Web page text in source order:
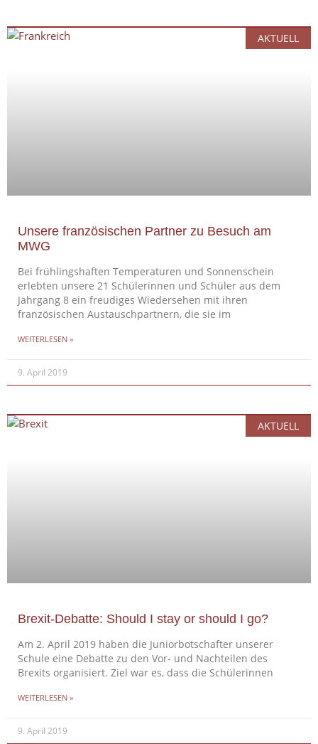
AKTUELL
Unsere französischen Partner zu Besuch am
MWG
Bei frühlingshaften Temperaturen und Sonnenschein
erlebten unsere 21 Schülerinnen und Schüler aus dem
Jahrgang 8 ein freudiges Wiedersehen mit ihren
französischen Austauschpartnern, die sie im
WEITERLESEN »
9. April 2019
AKTUELL
Brexit-Debatte: Should I stay or should I go?
Am 2. April 2019 haben die Juniorbotschafter unserer
Schule eine Debatte zu den Vor- und Nachteilen des
Brexits organisiert. Ziel war es, dass die Schülerinnen
WEITERLESEN »
9. April 2019